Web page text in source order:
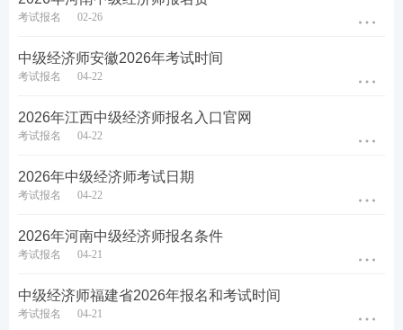
考试报名 02-26
中级经济师安徽2026年考试时间
考试报名 04-22
2026年江西中级经济师报名入口官网
考试报名 04-22
2026年中级经济师考试日期
考试报名 04-22
2026年河南中级经济师报名条件
考试报名 04-21
中级经济师福建省2026年报名和考试时间
考试报名 04-21